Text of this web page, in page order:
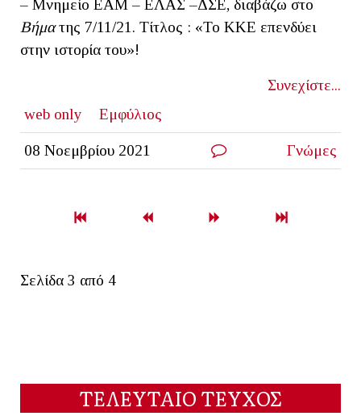
– Μνημείο ΕΑΜ – ΕΛΑΣ –ΔΣΕ, διαβάζω στο
Βήματης 7/11/21. Τίτλος : «Το ΚΚΕ επενδύει
στην ιστορία του»!
Συνεχίστε...
web only
Εμφύλιος
08 Νοεμβρίου 2021 Γνώμες
Σελίδα 3 από 4
ΤΕΛΕΥΤΑΙΟ ΤΕΥΧΟΣ